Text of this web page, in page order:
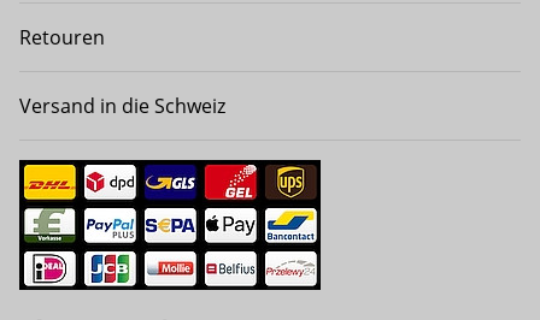
Retouren
Versand in die Schweiz